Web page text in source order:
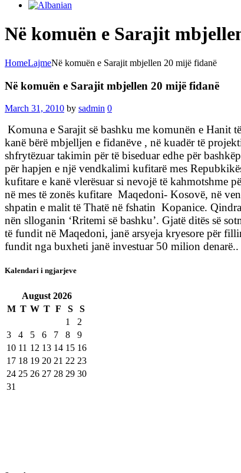
Në komuën e Sarajit
HomeLajmeNë komuën e Sarajit mbjellen 20 mijë fidanë
Në komuën e Sarajit mbjellen 20 mijë fidanë
March 31, 2010 by sadmin 0
Komuna e Sarajit së bashku me komunën e Hanit
kanë bërë mbjelljen e fidanëve , në kuadër të
shfrytëzuar takimin për të biseduar edhe për
për hapjen e një vendkalimi kufitarë mes
kufitare e kanë vlerësuar si nevojë të kahmotshme
në mes të zonës kufitare Maqedoni- Kosovë, në
shpatin e malit të Thatë në fshatin Kopanice.
nën slloganin ‘Rritemi së bashku’. Gjatë ditës së
të fundit në Maqedoni, janë arsyeja kryesore për
fundit nga buxheti janë investuar 50 milion denarë..
Kalendari i ngjarjeve
August 2026
M T W T F S
S
1
2
3
4 5 6 7 8
9
10 11 12 13 14 15 16
17 18 19 20 21 22 23
24 25 26 27 28 29 30
31